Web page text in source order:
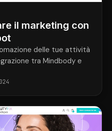
il marketing con
delle tue attività
tra Mindbody e